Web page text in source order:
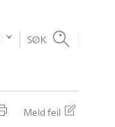
SØK
Meld feil